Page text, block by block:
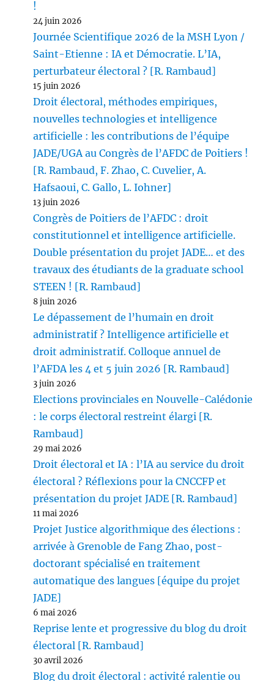
!
24 juin 2026
Journée Scientifique 2026 de la MSH Lyon /
Saint-Etienne : IA et Démocratie. L’IA,
perturbateur électoral ? [R. Rambaud]
15 juin 2026
Droit électoral, méthodes empiriques,
nouvelles technologies et intelligence
artificielle : les contributions de l’équipe
JADE/UGA au Congrès de l’AFDC de Poitiers !
[R. Rambaud, F. Zhao, C. Cuvelier, A.
Hafsaoui, C. Gallo, L. Iohner]
13 juin 2026
Congrès de Poitiers de l’AFDC : droit
constitutionnel et intelligence artificielle.
Double présentation du projet JADE… et des
travaux des étudiants de la graduate school
STEEN ! [R. Rambaud]
8 juin 2026
Le dépassement de l’humain en droit
administratif ? Intelligence artificielle et
droit administratif. Colloque annuel de
l’AFDA les 4 et 5 juin 2026 [R. Rambaud]
3 juin 2026
Elections provinciales en Nouvelle-Calédonie
: le corps électoral restreint élargi [R.
Rambaud]
29 mai 2026
Droit électoral et IA : l’IA au service du droit
électoral ? Réflexions pour la CNCCFP et
présentation du projet JADE [R. Rambaud]
11 mai 2026
Projet Justice algorithmique des élections :
arrivée à Grenoble de Fang Zhao, post-
doctorant spécialisé en traitement
automatique des langues [équipe du projet
JADE]
6 mai 2026
Reprise lente et progressive du blog du droit
électoral [R. Rambaud]
30 avril 2026
Blog du droit électoral : activité ralentie ou